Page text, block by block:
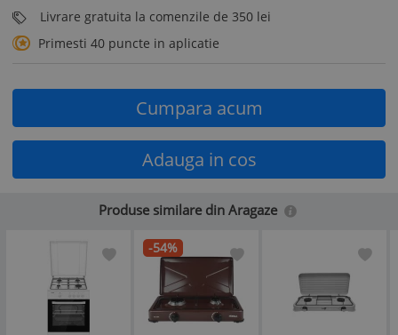
Livrare gratuita la comenzile de 350 lei
Primesti 40 puncte in aplicatie
Cumpara acum
Adauga in cos
Produse similare din Aragaze
-54%